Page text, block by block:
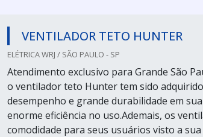
VENTILADOR TETO HUNTER
ELÉTRICA WRJ / SÃO PAULO - SP
Atendimento exclusivo para Grande São
o ventilador teto Hunter tem sido
desempenho e grande durabilidade em
enorme eficiência no uso.Ademais, os
comodidade para seus usuários visto a